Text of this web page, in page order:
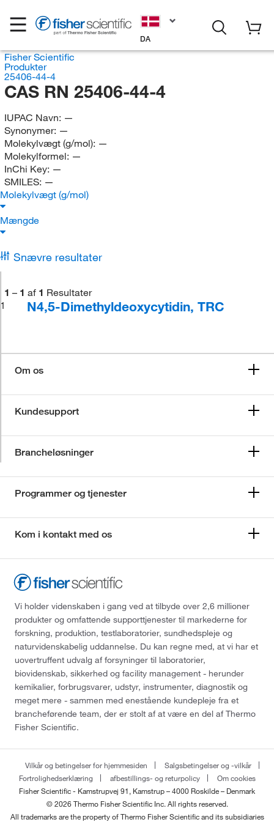
DA
Fisher Scientific
Produkter
25406-44-4
CAS RN 25406-44-4
IUPAC Navn: —
Synonymer: —
Molekylvægt (g/mol): —
Molekylformel: —
InChi Key: —
SMILES: —
Molekylvægt (g/mol)
Mængde
Snævre resultater
1 – 1 af 1 Resultater
1
N4,5-Dimethyldeoxycytidin, TRC
Om os
Kundesupport
Brancheløsninger
Programmer og tjenester
Kom i kontakt med os
Vi holder videnskaben i gang ved at tilbyde over 2,6 millioner
produkter og omfattende supporttjenester til markederne for
forskning, produktion, testlaboratorier, sundhedspleje og
naturvidenskabelig uddannelse. Du kan regne med, at vi har et
uovertruffent udvalg af forsyninger til laboratorier,
biovidenskab, sikkerhed og facility management - herunder
kemikalier, forbrugsvarer, udstyr, instrumenter, diagnostik og
meget mere - sammen med enestående kundepleje fra et
brancheførende team, der er stolt af at være en del af Thermo
Fisher Scientific.
Vilkår og betingelser for hjemmesiden
Salgsbetingelser og -vilkår
Fortrolighedserklæring
afbestillings- og returpolicy
Om cookies
Fisher Scientific - Kamstrupvej 91, Kamstrup – 4000 Roskilde – Denmark
© 2026 Thermo Fisher Scientific Inc. All rights reserved.
All trademarks are the property of Thermo Fisher Scientific and its subsidiaries